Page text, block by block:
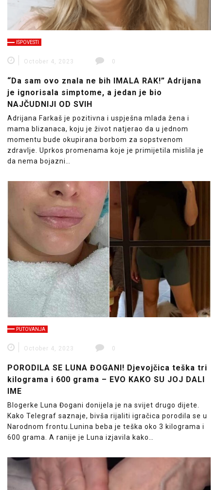
ISPOVESTI
October 4, 2023 0
“Da sam ovo znala ne bih IMALA RAK!” Adrijana
je ignorisala simptome, a jedan je bio
NAJČUDNIJI OD SVIH
Adrijana Farkaš je pozitivna i uspješna mlada žena i
mama blizanaca, koju je život natjerao da u jednom
momentu bude okupirana borbom za sopstvenom
zdravlje. Uprkos promenama koje je primijetila mislila je
da nema bojazni…
PUTOVANJA
October 4, 2023 0
PORODILA SE LUNA ĐOGANI! Djevojčica teška tri
kilograma i 600 grama – EVO KAKO SU JOJ DALI
IME
Blogerke Luna Đogani donijela je na svijet drugo dijete.
Kako Telegraf saznaje, bivša rijaliti igračica porodila se u
Narodnom frontu.Lunina beba je teška oko 3 kilograma i
600 grama. A ranije je Luna izjavila kako…